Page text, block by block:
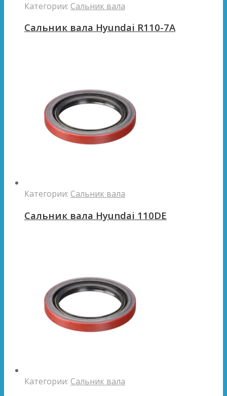
Категории: Сальник вала
Сальник вала Hyundai R110-7A
Категории: Сальник вала
Сальник вала Hyundai 110DE
Категории: Сальник вала